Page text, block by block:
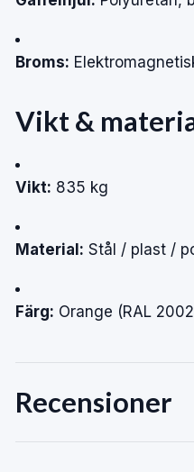
Broms:
Vikt &
Vikt: 835 kg
Material: Stål / plast /
Färg: Orange (RAL
Recensioner